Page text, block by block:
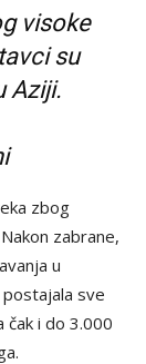
visoke
su
Aziji.
zbog
zabrane,
u
sve
čak i do 3.000